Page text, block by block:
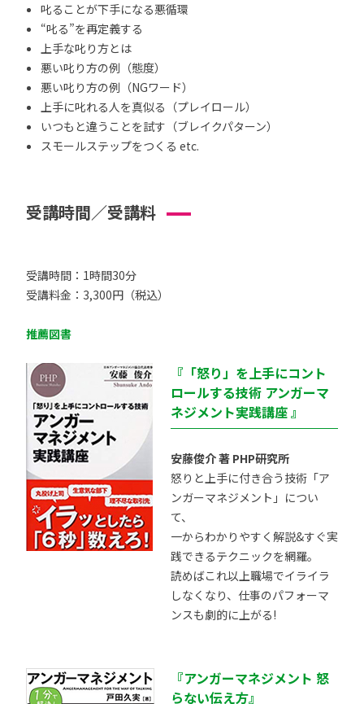
叱ることが下手になる悪循環
“叱る”を再定義する
上手な叱り方とは
悪い叱り方の例（態度）
悪い叱り方の例（NGワード）
上手に叱れる人を真似る（プレイロール）
いつもと違うことを試す（ブレイクパターン）
スモールステップをつくる etc.
受講時間／受講料
受講時間：1時間30分
受講料金：3,300円（税込）
推薦図書
『「怒り」を上手にコント
ロールする技術 アンガーマ
ネジメント実践講座 』
安藤俊介 著 PHP研究所
怒りと上手に付き合う技術「ア
ンガーマネジメント」につい
て、
一からわかりやすく解説&すぐ実
践できるテクニックを網羅。
読めばこれ以上職場でイライラ
しなくなり、仕事のパフォーマ
ンスも劇的に上がる!
『アンガーマネジメント 怒
らない伝え方』